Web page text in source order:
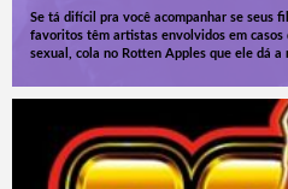
Se tá difícil pra você acompanhar se seus
favoritos têm artistas envolvidos em casos
sexual, cola no Rotten Apples que ele dá a